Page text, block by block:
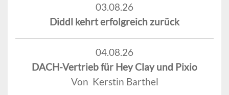
03.08.26
Diddl kehrt erfolgreich zurück
04.08.26
DACH-Vertrieb für Hey Clay und Pixio
Von Kerstin Barthel